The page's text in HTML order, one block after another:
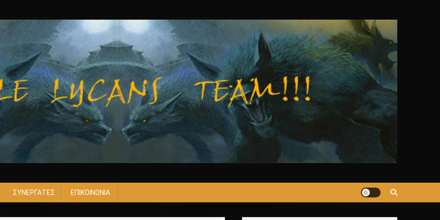
ΣΥΝΕΡΓΑΤΕΣ ΕΠΙΚΟΙΝΩΝΙΑ